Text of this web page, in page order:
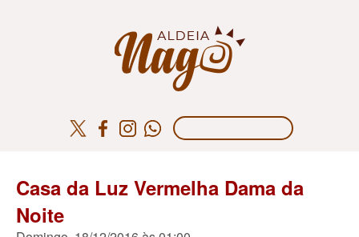
Casa da Luz Vermelha Dama da
Noite